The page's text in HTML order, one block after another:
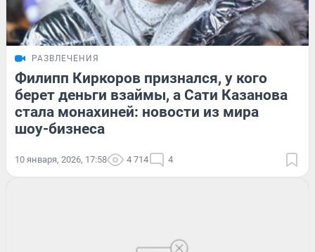
РАЗВЛЕЧЕНИЯ
Филипп Киркоров признался, у кого
берет деньги взаймы, а Сати Казанова
стала монахиней: новости из мира
шоу-бизнеса
10 января, 2026, 17:58 4 714 4